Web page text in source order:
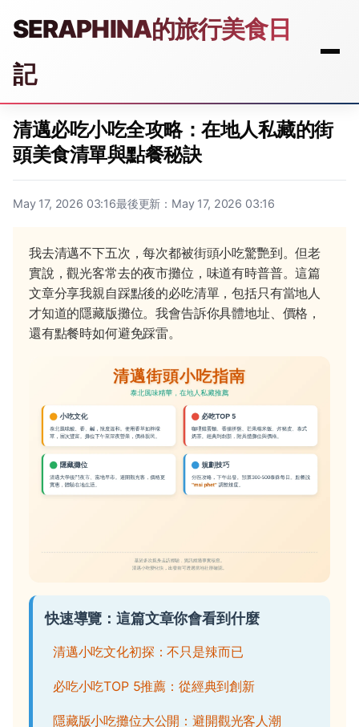
SERAPHINA的旅行美食日
記
清邁必吃小吃全攻略：在地人私藏的街
頭美食清單與點餐秘訣
May 17, 2026 03:16最後更新：May 17, 2026 03:16
我去清邁不下五次，每次都被街頭小吃驚艷到。但老
實說，觀光客常去的夜市攤位，味道有時普普。這篇
文章分享我親自踩點後的必吃清單，包括只有當地人
才知道的隱藏版攤位。我會告訴你具體地址、價格，
還有點餐時如何避免踩雷。
快速導覽：這篇文章你會看到什麼
清邁小吃文化初探：不只是辣而已
必吃小吃TOP 5推薦：從經典到創新
隱藏版小吃攤位大公開：避開觀光客人潮